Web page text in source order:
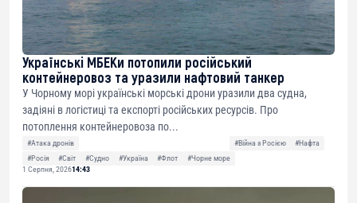
Українські МБЕКи потопили російський
контейнеровоз та уразили нафтовий танкер
У Чорному морі українські морські дрони уразили два судна,
задіяні в логістиці та експорті російських ресурсів. Про
потоплення контейнеровоза по...
#Атака дронів #Війна з Росією
#Нафта
#Росія
#Світ #Судно #Україна #Флот
#Чорне море
1 Серпня, 202614:43